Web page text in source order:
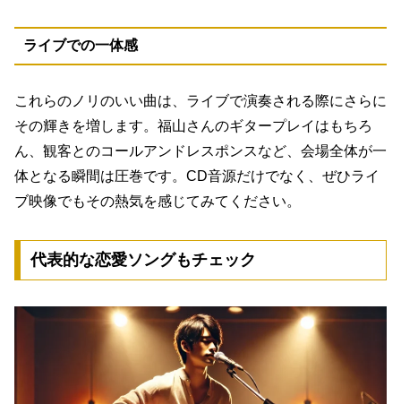
ライブでの一体感
これらのノリのいい曲は、ライブで演奏される際にさらに
その輝きを増します。福山さんのギタープレイはもちろ
ん、観客とのコールアンドレスポンスなど、会場全体が一
体となる瞬間は圧巻です。CD音源だけでなく、ぜひライ
ブ映像でもその熱気を感じてみてください。
代表的な恋愛ソングもチェック